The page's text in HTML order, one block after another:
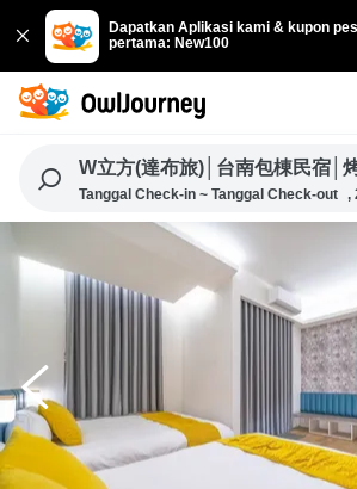
Dapatkan Aplikasi kami & kupon
pertama: New100
W立方(達布旅)│台南包棟民宿│
Tanggal Check-in ~ Tanggal Check-out ,